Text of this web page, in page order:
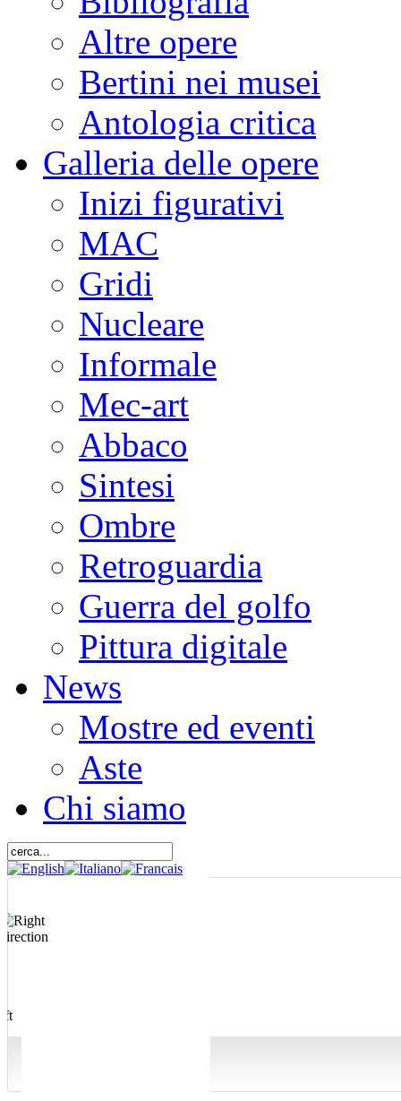
Altre opere
Bertini nei musei
Antologia critica
Galleria delle opere
Inizi figurativi
MAC
Gridi
Nucleare
Informale
Mec-art
Abbaco
Sintesi
Ombre
Retroguardia
Guerra del golfo
Pittura digitale
News
Mostre ed eventi
Aste
Chi siamo